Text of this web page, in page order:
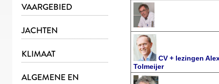
VAARGEBIED
JACHTEN
KLIMAAT
ALGEMENE EN
CV + lezingen
Tolmeijer